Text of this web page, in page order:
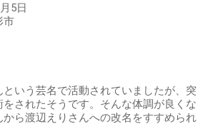
5日
市
いう芸名で活動されていましたが、突
されたそうです。そんな体調が良くな
ら渡辺えりさんへの改名をすすめられ